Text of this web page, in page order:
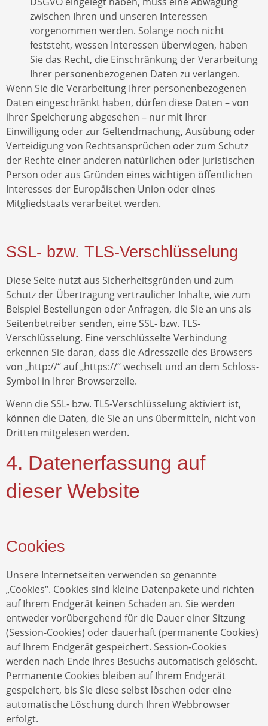
zwischen Ihren und unseren Interessen
vorgenommen werden. Solange noch nicht
feststeht, wessen Interessen überwiegen, haben
Sie das Recht, die Einschränkung der Verarbeitung
Ihrer personenbezogenen Daten zu verlangen.
Wenn Sie die Verarbeitung Ihrer personenbezogenen
Daten eingeschränkt haben, dürfen diese Daten – von
ihrer Speicherung abgesehen – nur mit Ihrer
Einwilligung oder zur Geltendmachung, Ausübung oder
Verteidigung von Rechtsansprüchen oder zum Schutz
der Rechte einer anderen natürlichen oder juristischen
Person oder aus Gründen eines wichtigen öffentlichen
Interesses der Europäischen Union oder eines
Mitgliedstaats verarbeitet werden.
SSL- bzw. TLS-Verschlüsselung
Diese Seite nutzt aus Sicherheitsgründen und zum
Schutz der Übertragung vertraulicher Inhalte, wie zum
Beispiel Bestellungen oder Anfragen, die Sie an uns als
Seitenbetreiber senden, eine SSL- bzw. TLS-
Verschlüsselung. Eine verschlüsselte Verbindung
erkennen Sie daran, dass die Adresszeile des Browsers
von „http://“ auf „https://“ wechselt und an dem Schloss-
Symbol in Ihrer Browserzeile.
Wenn die SSL- bzw. TLS-Verschlüsselung aktiviert ist,
können die Daten, die Sie an uns übermitteln, nicht von
Dritten mitgelesen werden.
4. Datenerfassung auf
dieser Website
Cookies
Unsere Internetseiten verwenden so genannte
„Cookies“. Cookies sind kleine Datenpakete und richten
auf Ihrem Endgerät keinen Schaden an. Sie werden
entweder vorübergehend für die Dauer einer Sitzung
(Session-Cookies) oder dauerhaft (permanente Cookies)
auf Ihrem Endgerät gespeichert. Session-Cookies
werden nach Ende Ihres Besuchs automatisch gelöscht.
Permanente Cookies bleiben auf Ihrem Endgerät
gespeichert, bis Sie diese selbst löschen oder eine
automatische Löschung durch Ihren Webbrowser
erfolgt.